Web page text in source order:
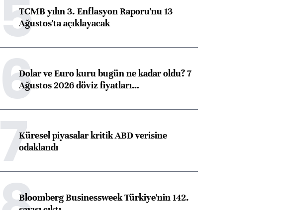
5TCMB yılın 3. Enflasyon Raporu'nu 13
Ağustos'ta açıklayacak
6Dolar ve Euro kuru bugün ne kadar oldu? 7
Ağustos 2026 döviz fiyatları…
7Küresel piyasalar kritik ABD verisine
odaklandı
Bloomberg Businessweek Türkiye'nin 142.